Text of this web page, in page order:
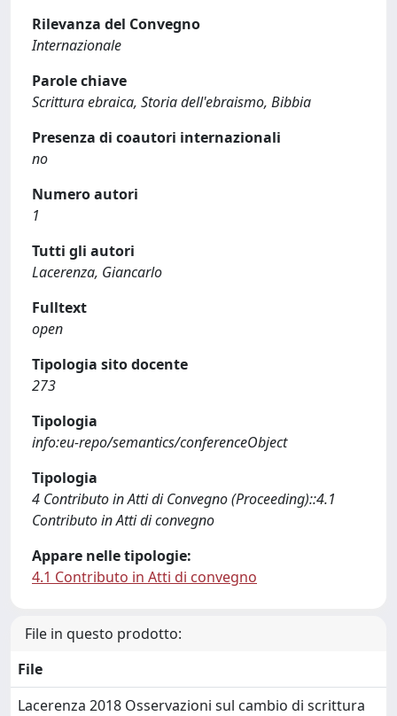
Rilevanza del Convegno
Internazionale
Parole chiave
Scrittura ebraica, Storia dell'ebraismo, Bibbia
Presenza di coautori internazionali
no
Numero autori
1
Tutti gli autori
Lacerenza, Giancarlo
Fulltext
open
Tipologia sito docente
273
Tipologia
info:eu-repo/semantics/conferenceObject
Tipologia
4 Contributo in Atti di Convegno (Proceeding)::4.1
Contributo in Atti di convegno
Appare nelle tipologie:
4.1 Contributo in Atti di convegno
File in questo prodotto:
File
Lacerenza 2018 Osservazioni sul cambio di scrittura